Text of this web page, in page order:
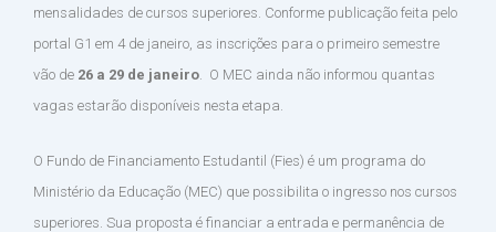
mensalidades de cursos superiores. Conforme publicação feita pelo
portal G1 em 4 de janeiro, as inscrições para o primeiro semestre
vão de 26 a 29 de janeiro . O MEC ainda não informou quantas
vagas estarão disponíveis nesta etapa.
O Fundo de Financiamento Estudantil (Fies) é um programa do
Ministério da Educação (MEC) que possibilita o ingresso nos cursos
superiores. Sua proposta é financiar a entrada e permanência de